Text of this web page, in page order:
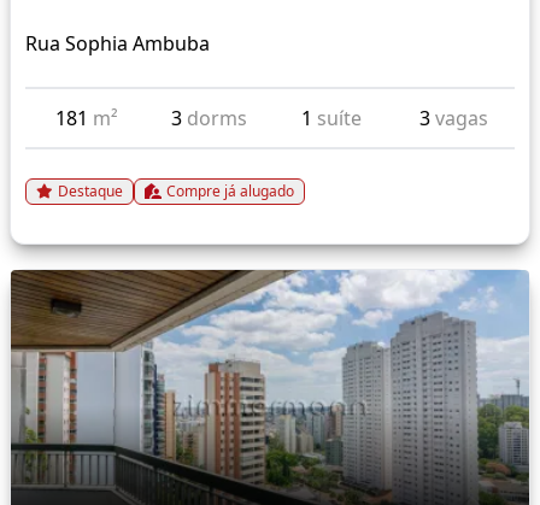
Rua Sophia Ambuba
181 m² 3 dorms 1 suíte 3vagas
Destaque Compre já alugado